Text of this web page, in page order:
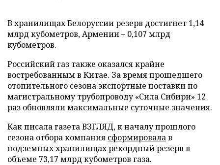
В хранилищах Белоруссии резерв достигнет 1,14
млрд кубометров, Армении – 0,107 млрд
кубометров.
Российский газ также оказался крайне
востребованным в Китае. За время прошедшего
отопительного сезона экспортные поставки по
магистральному трубопроводу «Сила Сибири» 12
раз обновляли максимальные суточные значения.
Как писала газета ВЗГЛЯД, к началу прошлого
сезона отбора компания сформировалав
подземных хранилищах рекордный резерв в
объеме 73,17 млрд кубометров газа.